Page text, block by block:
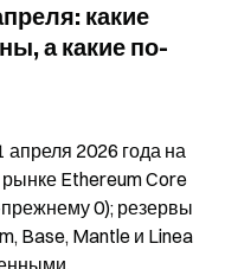
какие
а какие по-
2026 года на
Ethereum Core
0); резервы
Base, Mantle и Linea